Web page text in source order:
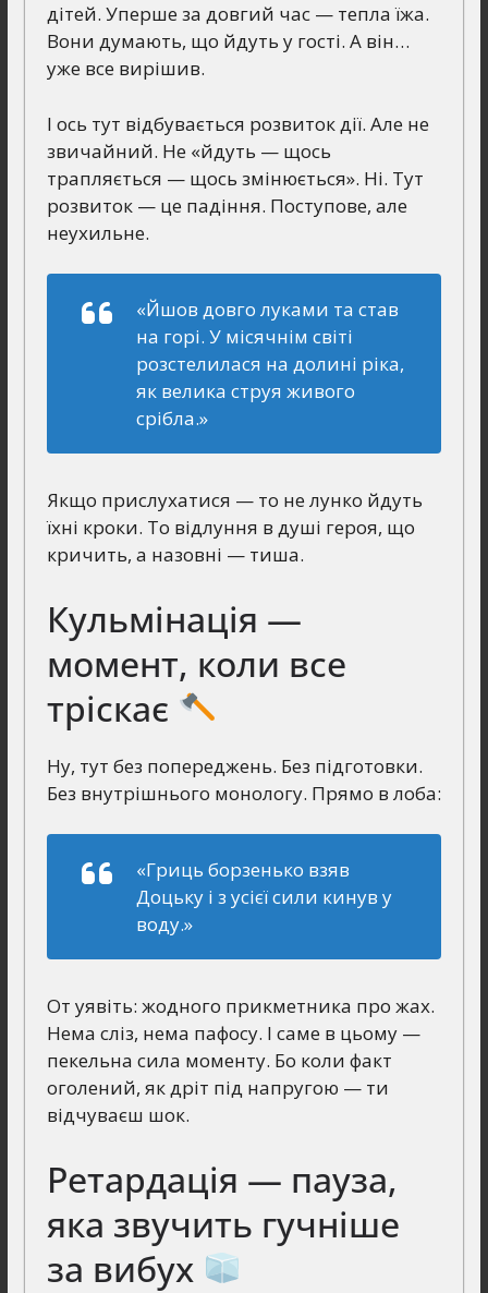
дітей. Уперше за довгий час — тепла їжа.
Вони думають, що йдуть у гості. А він…
уже все вирішив.
І ось тут відбувається розвиток дії. Але не
звичайний. Не «йдуть — щось
трапляється — щось змінюється». Ні. Тут
розвиток — це падіння. Поступове, але
неухильне.
«Йшов довго луками та став
на горі. У місячнім світі
розстелилася на долині ріка,
як велика струя живого
срібла.»
Якщо прислухатися — то не лунко йдуть
їхні кроки. То відлуння в душі героя, що
кричить, а назовні — тиша.
Кульмінація —
момент, коли все
тріскає
Ну, тут без попереджень. Без підготовки.
Без внутрішнього монологу. Прямо в лоба:
«Гриць борзенько взяв
Доцьку і з усієї сили кинув у
воду.»
От уявіть: жодного прикметника про жах.
Нема сліз, нема пафосу. І саме в цьому —
пекельна сила моменту. Бо коли факт
оголений, як дріт під напругою — ти
відчуваєш шок.
Ретардація — пауза,
яка звучить гучніше
за вибух